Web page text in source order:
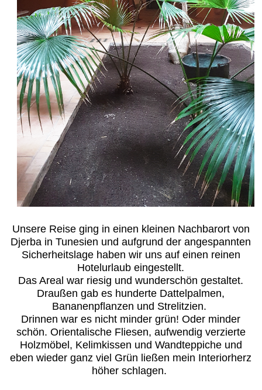
Unsere Reise ging in einen kleinen Nachbarort von
Djerba in Tunesien und aufgrund der angespannten
Sicherheitslage haben wir uns auf einen reinen
Hotelurlaub eingestellt.
Das Areal war riesig und wunderschön gestaltet.
Draußen gab es hunderte Dattelpalmen,
Bananenpflanzen und Strelitzien.
Drinnen war es nicht minder grün! Oder minder
schön. Orientalische Fliesen, aufwendig verzierte
Holzmöbel, Kelimkissen und Wandteppiche und
eben wieder ganz viel Grün ließen mein Interiorherz
höher schlagen.